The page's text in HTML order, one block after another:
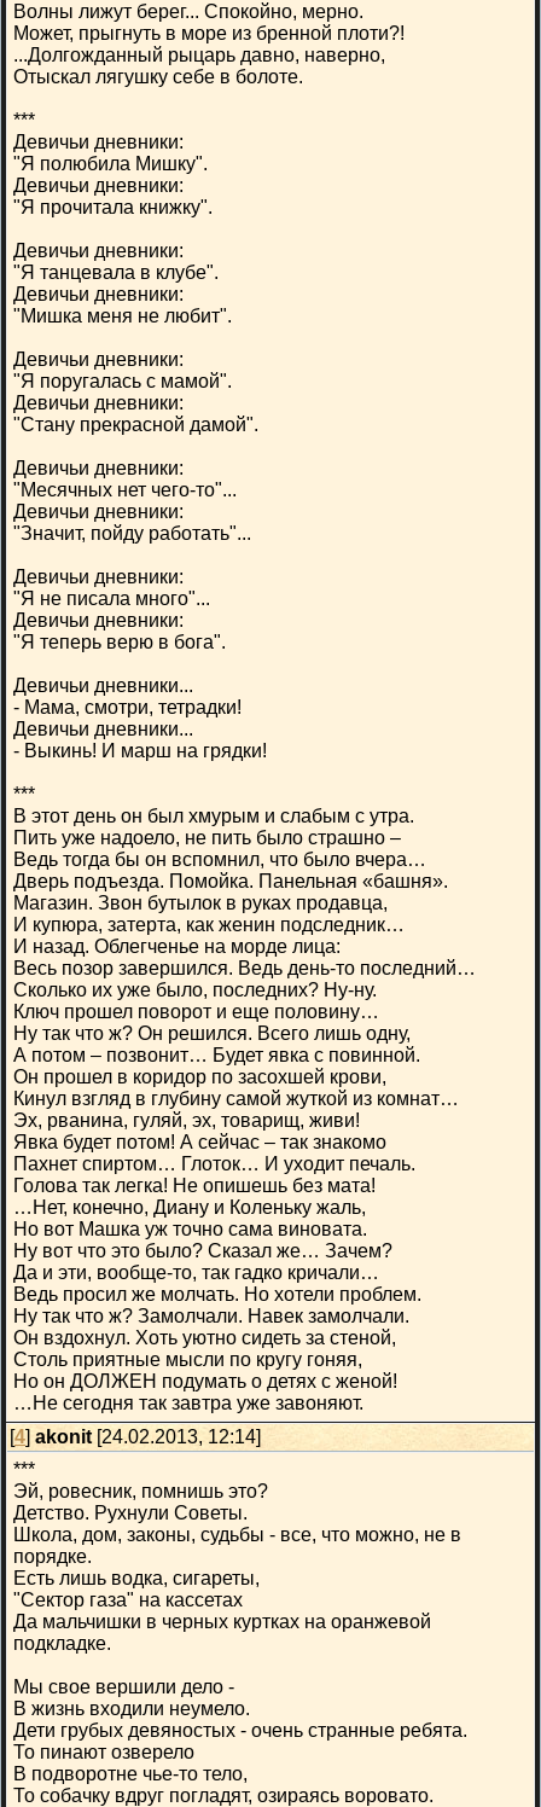
Волны лижут берег... Спокойно, мерно.
Может, прыгнуть в море из бренной плоти?!
...Долгожданный рыцарь давно, наверно,
Отыскал лягушку себе в болоте.
***
Девичьи дневники:
"Я полюбила Мишку".
Девичьи дневники:
"Я прочитала книжку".
Девичьи дневники:
"Я танцевала в клубе".
Девичьи дневники:
"Мишка меня не любит".
Девичьи дневники:
"Я поругалась с мамой".
Девичьи дневники:
"Стану прекрасной дамой".
Девичьи дневники:
"Месячных нет чего-то"...
Девичьи дневники:
"Значит, пойду работать"...
Девичьи дневники:
"Я не писала много"...
Девичьи дневники:
"Я теперь верю в бога".
Девичьи дневники...
- Мама, смотри, тетрадки!
Девичьи дневники...
- Выкинь! И марш на грядки!
***
В этот день он был хмурым и слабым с утра.
Пить уже надоело, не пить было страшно –
Ведь тогда бы он вспомнил, что было вчера…
Дверь подъезда. Помойка. Панельная «башня».
Магазин. Звон бутылок в руках продавца,
И купюра, затерта, как женин подследник…
И назад. Облегченье на морде лица:
Весь позор завершился. Ведь день-то последний…
Сколько их уже было, последних? Ну-ну.
Ключ прошел поворот и еще половину…
Ну так что ж? Он решился. Всего лишь одну,
А потом – позвонит… Будет явка с повинной.
Он прошел в коридор по засохшей крови,
Кинул взгляд в глубину самой жуткой из комнат…
Эх, рванина, гуляй, эх, товарищ, живи!
Явка будет потом! А сейчас – так знакомо
Пахнет спиртом… Глоток… И уходит печаль.
Голова так легка! Не опишешь без мата!
…Нет, конечно, Диану и Коленьку жаль,
Но вот Машка уж точно сама виновата.
Ну вот что это было? Сказал же… Зачем?
Да и эти, вообще-то, так гадко кричали…
Ведь просил же молчать. Но хотели проблем.
Ну так что ж? Замолчали. Навек замолчали.
Он вздохнул. Хоть уютно сидеть за стеной,
Столь приятные мысли по кругу гоняя,
Но он ДОЛЖЕН подумать о детях с женой!
…Не сегодня так завтра уже завоняют.
[4] akonit [24.02.2013, 12:14]
***
Эй, ровесник, помнишь это?
Детство. Рухнули Советы.
Школа, дом, законы, судьбы - все, что можно, не в
порядке.
Есть лишь водка, сигареты,
"Сектор газа" на кассетах
Да мальчишки в черных куртках на оранжевой
подкладке.
Мы свое вершили дело -
В жизнь входили неумело.
Дети грубых девяностых - очень странные ребята.
То пинают озверело
В подворотне чье-то тело,
То собачку вдруг погладят, озираясь воровато.